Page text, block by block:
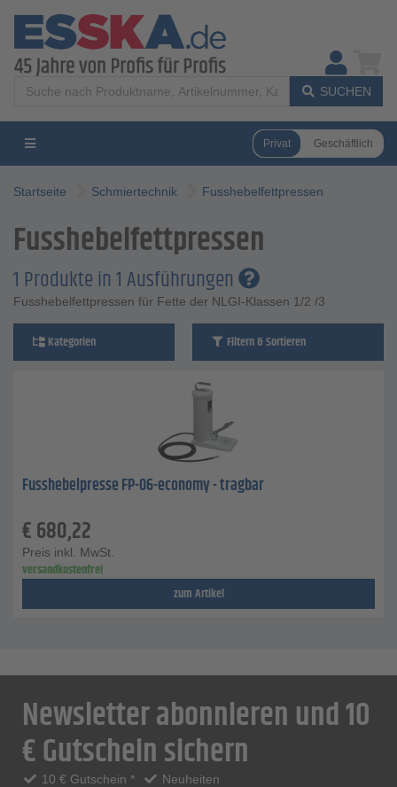
SUCHEN
Privat Geschäftlich
Startseite Schmiertechnik Fusshebelfettpressen
Fusshebelfettpressen
1 Produkte in 1 Ausführungen
Fusshebelfettpressen für Fette der NLGI-Klassen 1/2 /3
Kategorien Filtern & Sortieren
Fusshebelpresse FP-06-economy - tragbar
€680,22
Preis inkl. MwSt.
versandkostenfrei
zum Artikel
Newsletter abonnieren und 10
€ Gutschein sichern
10 € Gutschein *
Neuheiten